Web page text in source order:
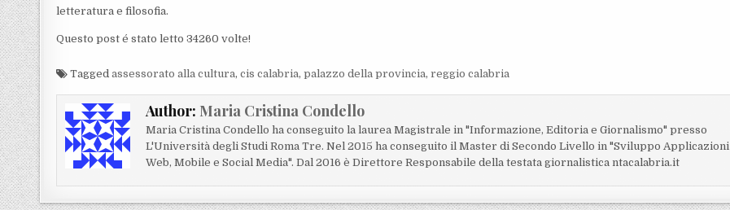
letteratura e filosofia.
Questo post é stato letto 34260 volte!
Taggedassessorato alla cultura,cis calabria,palazzo della provincia,reggio calabria
Author: Maria Cristina Condello
Maria Cristina Condello ha conseguito la laurea Magistrale in "Informazione, Editoria e Giornalismo" presso
L'Università degli Studi Roma Tre. Nel 2015 ha conseguito il Master di Secondo Livello in "Sviluppo Applicazioni
Web, Mobile e Social Media". Dal 2016 è Direttore Responsabile della testata giornalistica ntacalabria.it